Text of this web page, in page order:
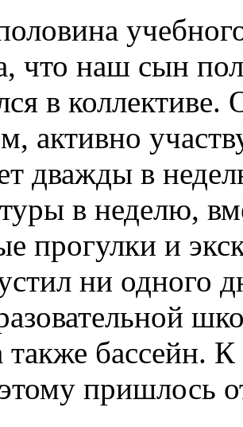
что наш сын
в
активно
дважды в
в неделю,
прогулки и
ни одного
также бассейн.
пришлось